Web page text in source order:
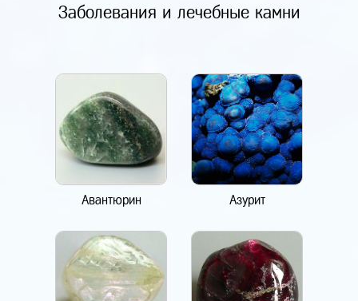
Заболевания и лечебные камни
Авантюрин Азурит